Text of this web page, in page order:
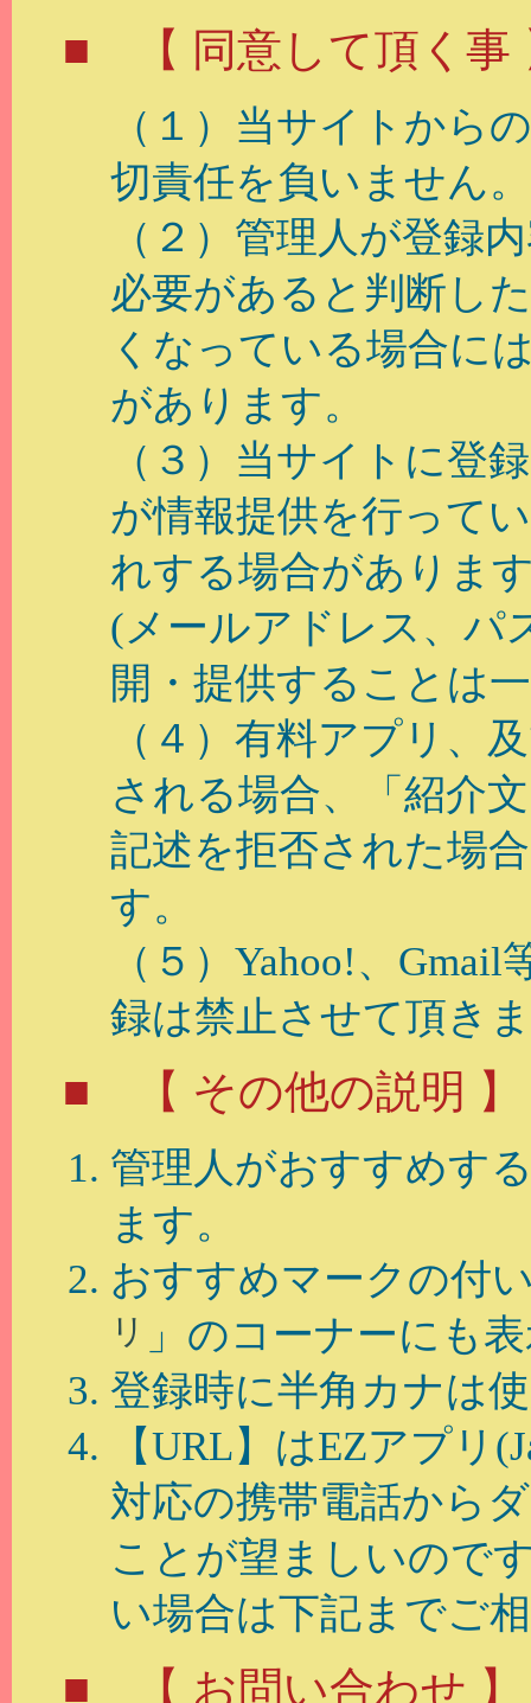
■ 【 同意して頂く事
（１）当サイトから
切責任を負いません。
（２）管理人が登録
必要があると判断し
くなっている場合に
があります。
（３）当サイトに登
が情報提供を行って
れする場合がありま
(メールアドレス、パ
開・提供することは
（４）有料アプリ、
される場合、「紹介
記述を拒否された場
す。
（５）Yahoo!、
録は禁止させて頂き
■ 【 その他の説明 】
管理人がおすすめす
ます。
おすすめマークの付
リ 」のコーナーにも
登録時に半角カナは
【URL】はEZアプリ
対応の携帯電話から
ことが望ましいので
い場合は下記までご
■ 【 お問い合わせ 】